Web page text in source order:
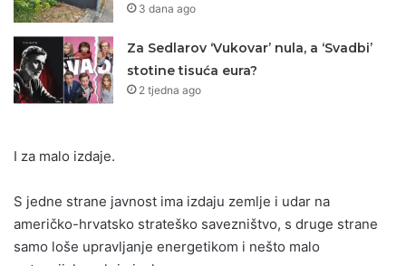
3 dana ago
Za Sedlarov ‘Vukovar’ nula, a ‘Svadbi’
stotine tisuća eura?
2 tjedna ago
I za malo izdaje.
S jedne strane javnost ima izdaju zemlje i udar na
američko-hrvatsko strateško savezništvo, s druge strane
samo loše upravljanje energetikom i nešto malo